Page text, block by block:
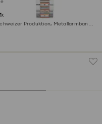
date Uhr
Produktion, Metallarmband,